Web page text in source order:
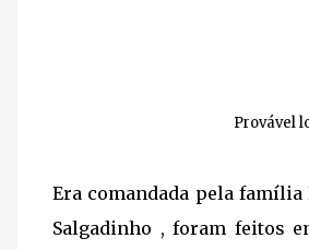
Provável
Era comandada pela
Salgadinho , foram feitos